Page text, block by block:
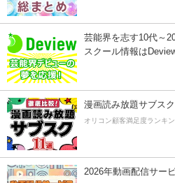
芸能界を志す10代～
スクール情報は
漫画読み放題サブス
オリコン顧客満足度ランキ
2026年動画配信サー